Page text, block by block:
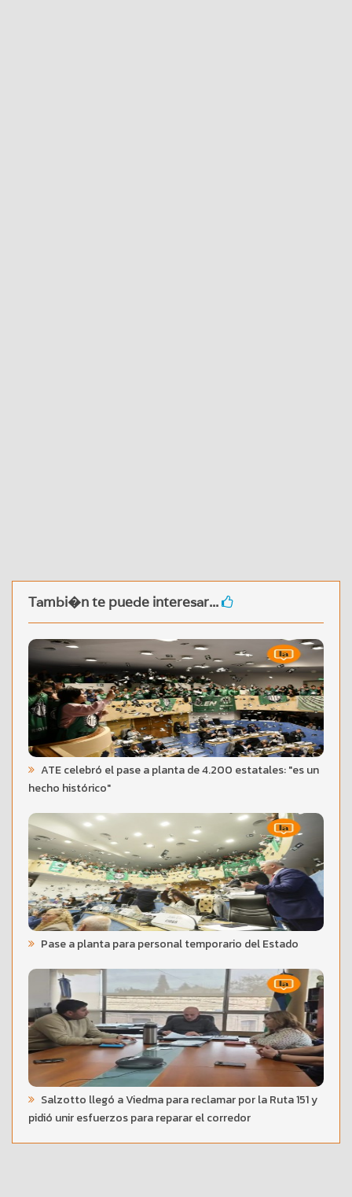
Tambi�n te puede interesar...
ATE celebró el pase a planta de 4.200 estatales: "es un
hecho histórico"
Pase a planta para personal temporario del Estado
Salzotto llegó a Viedma para reclamar por la Ruta 151 y
pidió unir esfuerzos para reparar el corredor